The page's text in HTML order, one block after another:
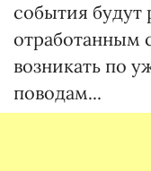
события будут
отработанным
возникать по
поводам...